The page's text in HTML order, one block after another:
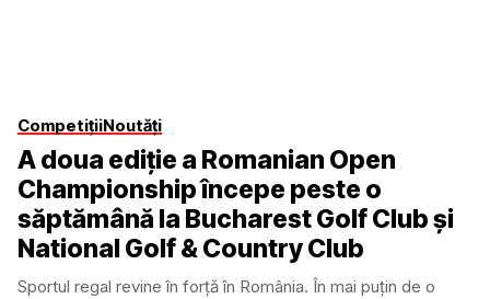
CompetițiiNoutăți
A doua ediție a Romanian Open
Championship începe peste o
săptămână la Bucharest Golf Club și
National Golf & Country Club
Sportul regal revine în forță în România. În mai puțin de o